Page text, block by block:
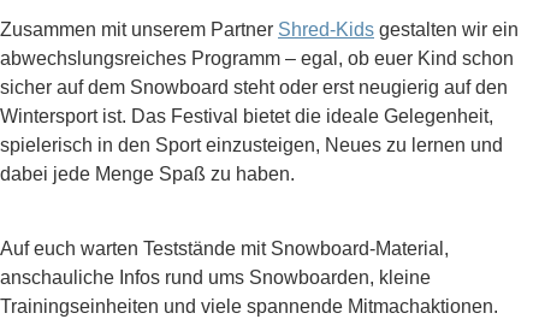
Zusammen mit unserem Partner Shred-Kids gestalten wir ein
abwechslungsreiches Programm – egal, ob euer Kind schon
sicher auf dem Snowboard steht oder erst neugierig auf den
Wintersport ist. Das Festival bietet die ideale Gelegenheit,
spielerisch in den Sport einzusteigen, Neues zu lernen und
dabei jede Menge Spaß zu haben.
Auf euch warten Teststände mit Snowboard-Material,
anschauliche Infos rund ums Snowboarden, kleine
Trainingseinheiten und viele spannende Mitmachaktionen.